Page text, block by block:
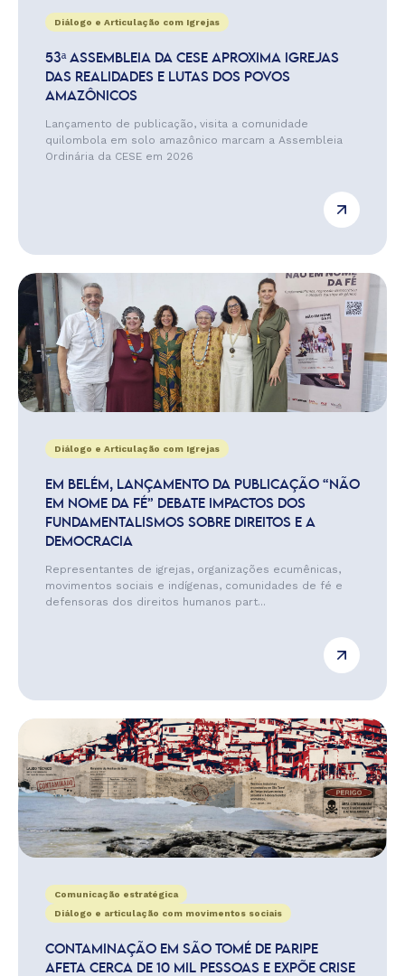
Diálogo e Articulação com Igrejas
53ª ASSEMBLEIA DA CESE APROXIMA IGREJAS
DAS REALIDADES E LUTAS DOS POVOS
AMAZÔNICOS
Lançamento de publicação, visita a comunidade
quilombola em solo amazônico marcam a Assembleia
Ordinária da CESE em 2026
Diálogo e Articulação com Igrejas
EM BELÉM, LANÇAMENTO DA PUBLICAÇÃO “NÃO
EM NOME DA FÉ” DEBATE IMPACTOS DOS
FUNDAMENTALISMOS SOBRE DIREITOS E A
DEMOCRACIA
Representantes de igrejas, organizações ecumênicas,
movimentos sociais e indígenas, comunidades de fé e
defensoras dos direitos humanos part...
Comunicação estratégica
Diálogo e articulação com movimentos sociais
CONTAMINAÇÃO EM SÃO TOMÉ DE PARIPE
AFETA CERCA DE 10 MIL PESSOAS E EXPÕE CRISE